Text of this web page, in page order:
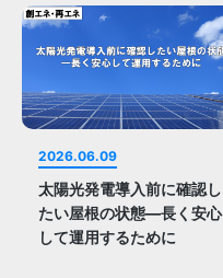
2026.06.09
太陽光発電導入前に確認し
たい屋根の状態—長く安心
して運用するために